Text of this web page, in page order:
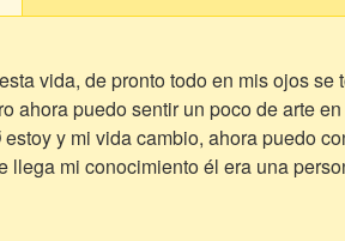
vida, de pronto todo en mis ojos
ahora puedo sentir un poco de arte
y mi vida cambio, ahora puedo
mi conocimiento él era una
necesito ayuda del espacio pero
ser como Shakespeare pues eso